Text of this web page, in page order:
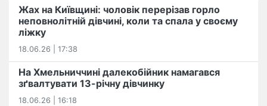
Жах на Київщині: чоловік перерізав горло
неповнолітній дівчині, коли та спала у своєму
ліжку
18.06.26 | 17:38
На Хмельниччині далекобійник намагався
зґвалтувати 13-річну дівчинку
18.06.26 | 16:18